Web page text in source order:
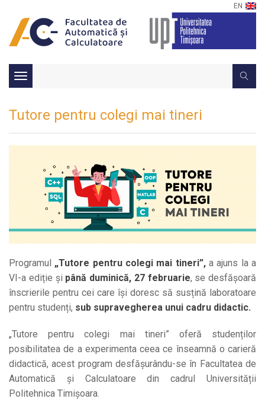
EN
Toggle
navigation
Tutore pentru colegi mai tineri
Programul „Tutore pentru colegi mai tineri”,a ajuns la a
VI-a ediție și până duminică, 27 februarie, se desfășoară
înscrierile pentru cei care își doresc să susțină laboratoare
pentru studenți, sub supravegherea unui cadru didactic.
„Tutore pentru colegi mai tineri” oferă studenților
posibilitatea de a experimenta ceea ce înseamnă o carieră
didactică, acest program desfășurându-se în Facultatea de
Automatică și Calculatoare din cadrul Universității
Politehnica Timișoara.